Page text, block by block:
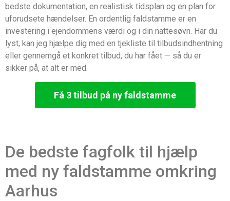
bedste dokumentation, en realistisk tidsplan og en plan for
uforudsete hændelser. En ordentlig faldstamme er en
investering i ejendommens værdi og i din nattesøvn. Har du
lyst, kan jeg hjælpe dig med en tjekliste til tilbudsindhentning
eller gennemgå et konkret tilbud, du har fået — så du er
sikker på, at alt er med.
Få 3 tilbud på ny faldstamme
De bedste fagfolk til hjælp
med ny faldstamme omkring
Aarhus